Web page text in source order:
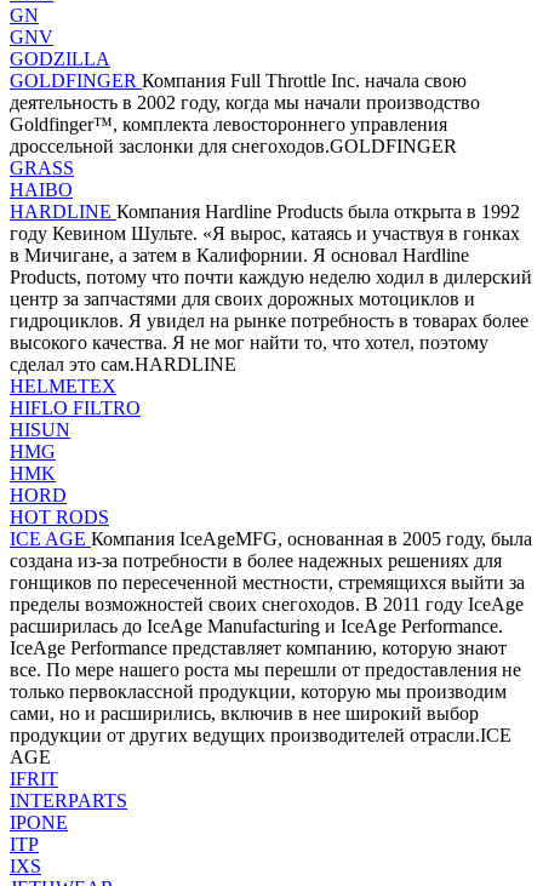
GN
GNV
GODZILLA
GOLDFINGER Компания Full Throttle Inc. начала свою
деятельность в 2002 году, когда мы начали производство
Goldfinger™, комплекта левостороннего управления
дроссельной заслонки для снегоходов.GOLDFINGER
GRASS
HAIBO
HARDLINE Компания Hardline Products была открыта в 1992
году Кевином Шульте. «Я вырос, катаясь и участвуя в гонках
в Мичигане, а затем в Калифорнии. Я основал Hardline
Products, потому что почти каждую неделю ходил в дилерский
центр за запчастями для своих дорожных мотоциклов и
гидроциклов. Я увидел на рынке потребность в товарах более
высокого качества. Я не мог найти то, что хотел, поэтому
сделал это сам.HARDLINE
HELMETEX
HIFLO FILTRO
HISUN
HMG
HMK
HORD
HOT RODS
ICE AGE Компания IceAgeMFG, основанная в 2005 году, была
создана из-за потребности в более надежных решениях для
гонщиков по пересеченной местности, стремящихся выйти за
пределы возможностей своих снегоходов. В 2011 году IceAge
расширилась до IceAge Manufacturing и IceAge Performance.
IceAge Performance представляет компанию, которую знают
все. По мере нашего роста мы перешли от предоставления не
только первоклассной продукции, которую мы производим
сами, но и расширились, включив в нее широкий выбор
продукции от других ведущих производителей отрасли.ICE
AGE
IFRIT
INTERPARTS
IPONE
ITP
IXS